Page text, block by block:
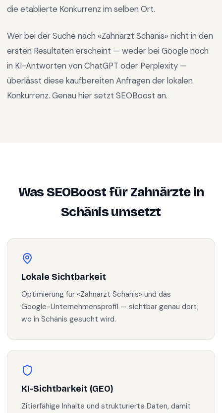
die etablierte Konkurrenz im selben Ort.
Wer bei der Suche nach «Zahnarzt Schänis» nicht in den
ersten Resultaten erscheint — weder bei Google noch
in KI-Antworten von ChatGPT oder Perplexity —
überlässt diese kaufbereiten Anfragen der lokalen
Konkurrenz. Genau hier setzt SEOBoost an.
Was SEOBoost fürZahnärztein
Schänisumsetzt
Lokale Sichtbarkeit
Optimierung für «Zahnarzt Schänis» und das
Google-Unternehmensprofil — sichtbar genau dort,
wo in Schänis gesucht wird.
KI-Sichtbarkeit (GEO)
Zitierfähige Inhalte und strukturierte Daten, damit